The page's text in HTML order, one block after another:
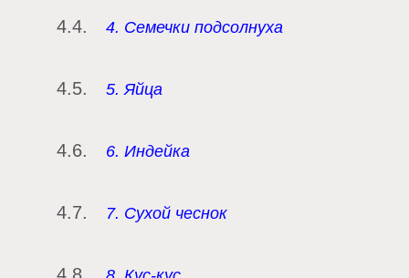
4. Семечки подсолнуха
5. Яйца
6. Индейка
7. Сухой чеснок